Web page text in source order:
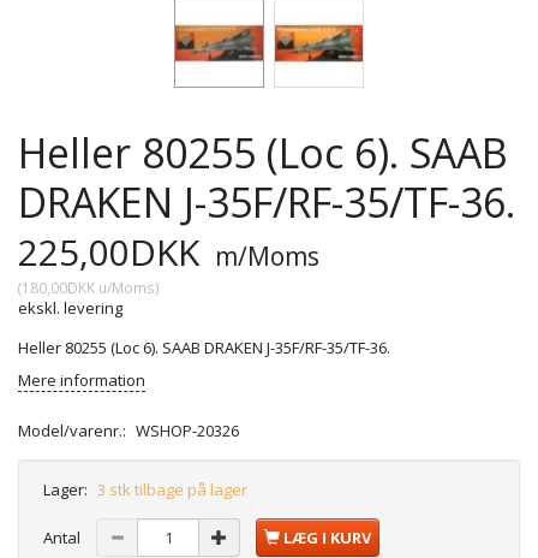
Heller 80255 (Loc 6). SAAB
DRAKEN J-35F/RF-35/TF-36.
225,00DKK m/Moms
(180,00DKK u/Moms)
ekskl. levering
Heller 80255 (Loc 6). SAAB DRAKEN J-35F/RF-35/TF-36.
Mere information
Model/varenr.: WSHOP-20326
Lager: 3 stk tilbage på lager
Antal LÆG I KURV